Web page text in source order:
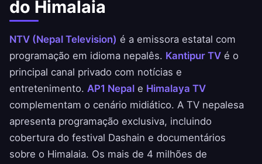
do Himalaia
NTV (Nepal Television) é a emissora estatal com
programação em idioma nepalês. Kantipur TV é o
principal canal privado com notícias e
entretenimento. AP1 Nepal e Himalaya TV
complementam o cenário midiático. A TV nepalesa
apresenta programação exclusiva, incluindo
cobertura do festival Dashain e documentários
sobre o Himalaia. Os mais de 4 milhões de